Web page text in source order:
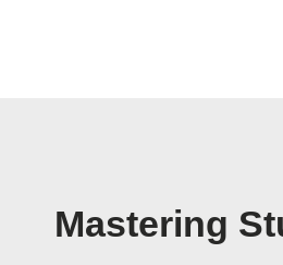
Mastering